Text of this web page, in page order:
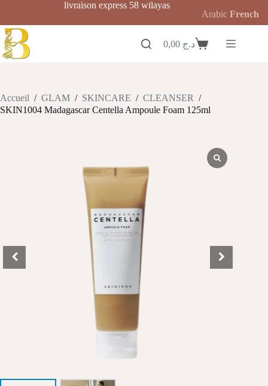
contenu
livraison express 58 wilayas
Panierد.ج
Accueil / GLAM / SKINCARE / CLEANSER /
SKIN1004 Madagascar Centella Ampoule Foam 125ml
Arabic French